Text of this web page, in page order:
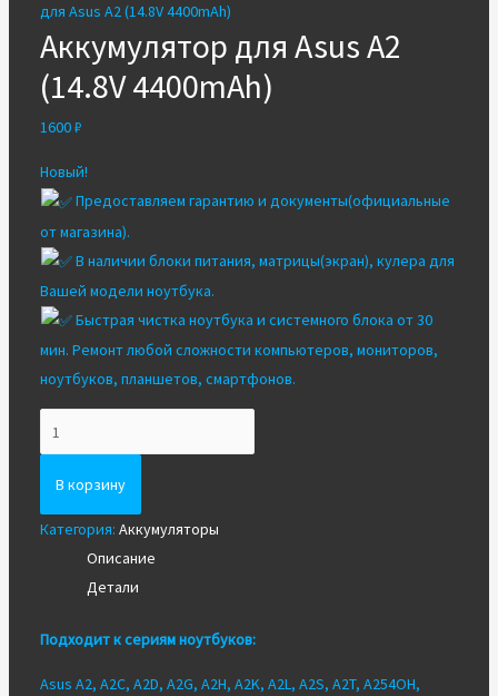
для Asus A2 (14.8V 4400mAh)
Аккумулятор для Asus A2
(14.8V 4400mAh)
1600₽
Новый!
Предоставляем гарантию и документы(официальные
от магазина).
В наличии блоки питания, матрицы(экран), кулера для
Вашей модели ноутбука.
Быстрая чистка ноутбука и системного блока от 30
мин. Ремонт любой сложности компьютеров, мониторов,
ноутбуков, планшетов, смартфонов.
Аккумулятор
для
Asus
A2
4400mAh)
В корзину
Категория: Аккумуляторы
Описание
Детали
Подходит к сериям ноутбуков:
Asus A2, A2C, A2D, A2G, A2H, A2K, A2L, A2S, A2T, A254OH,